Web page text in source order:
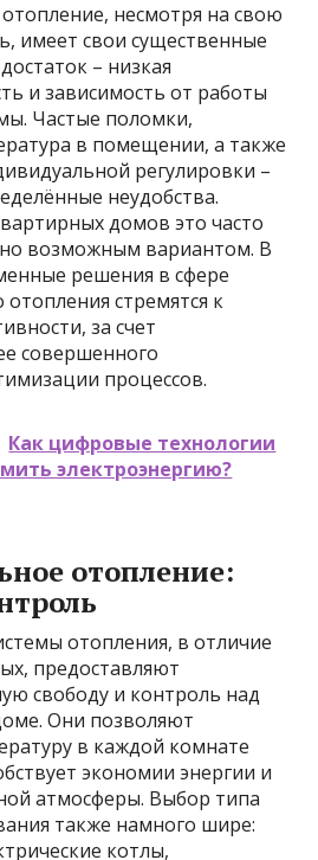
несмотря на свою
имеет свои существенные
– низкая
и зависимость от работы
Частые поломки,
в помещении, а также
регулировки –
неудобства.
домов это часто
возможным вариантом. В
решения в сфере
стремятся к
за счет
совершенного
процессов.
Как цифровые технологии
электроэнергию?
отопление:
отопления, в отличие
предоставляют
свободу и контроль над
Они позволяют
в каждой комнате
экономии энергии и
атмосферы. Выбор типа
также намного шире:
котлы,